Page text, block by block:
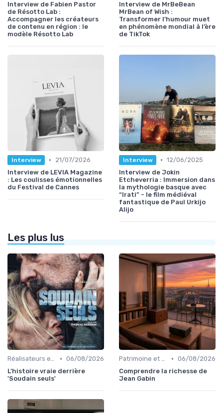
Interview de Fabien Pastor
de Résotto Lab :
Accompagner les créateurs
de contenu en région : le
modèle Résotto Lab
Interview de MrBeBean
MrBean of Wish :
Transformer l’humour muet
en phénomène mondial à l’ère
de TikTok
Interview •
21/07/2026
Interview de LEVIA Magazine
: Les coulisses émotionnelles
du Festival de Cannes
Interview • 12/06/2025
Interview de Jokin
Etcheverria : Immersion dans
la mythologie basque avec
“Irati” - le film médiéval
fantastique de Paul Urkijo
Alijo
Les plus lus
Réalisateurs et auteurs • 06/08/2026
L'histoire vraie derrière
'Soudain seuls'
Patrimoine et classiques • 06/08/2026
Comprendre la richesse de
Jean Gabin